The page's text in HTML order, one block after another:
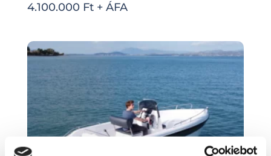
4.100.000 Ft + ÁFA